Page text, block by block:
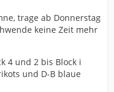
trage ab Donnerstag
keine Zeit mehr
4 und 2 bis Block i
und D-B blaue